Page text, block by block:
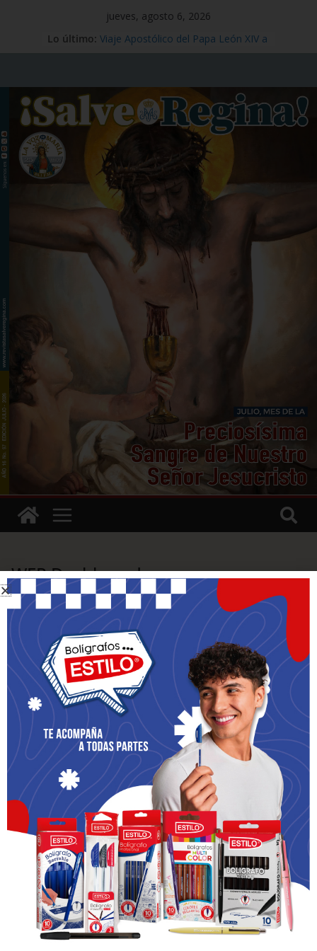
jueves, agosto 6, 2026
Lo último:
Mensaje #97
Viaje Apostólico del Papa León XIV a
Santo Tomás Apóstol – Memoria, 3
de julio
San Benito abad – Memoria,11 de
julio
WFP Dashboard
[wfp-dashboard]
Acerca de